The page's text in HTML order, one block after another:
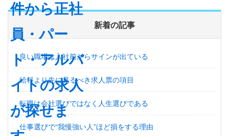
新着の記事
良い職場は入社前からサインが出ている
給料より先に見るべき求人票の項目
転職は会社選びではなく人生選びである
仕事選びで“我慢強い人”ほど損をする理由